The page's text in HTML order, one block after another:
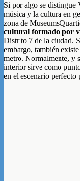
Si por algo se distingue
música y la cultura en
zona de
cultural formado por
Distrito 7 de la ciudad.
embargo, también
metro. Normalmente, y
interior sirve como
en el escenario perfecto